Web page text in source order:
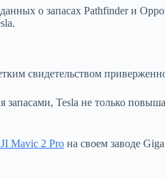
о запасах Pathfinder и
свидетельством
Tesla не только
Mavic 2 Pro на своем заводе